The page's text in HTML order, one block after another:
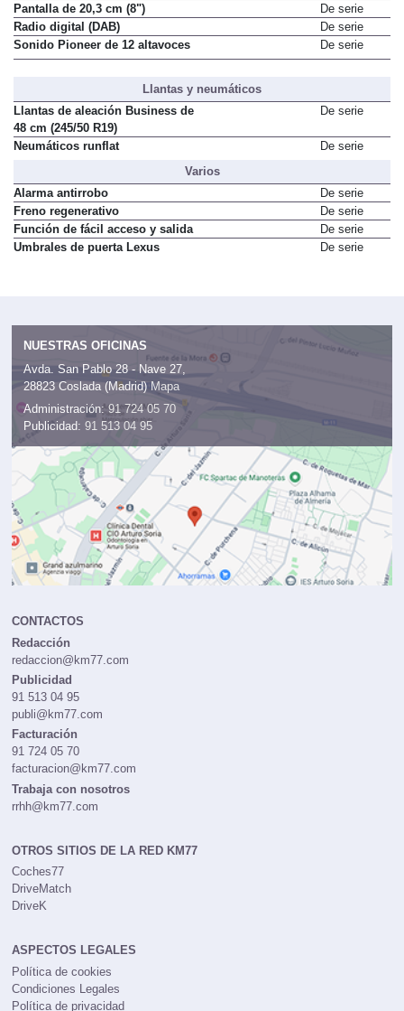
Pantalla de 20,3 cm (8")
De serie
Radio digital (DAB)
De serie
Sonido Pioneer de 12 altavoces
De serie
Llantas y neumáticos
Llantas de aleación Business de
48 cm (245/50 R19)
De serie
Neumáticos runflat
De serie
Varios
Alarma antirrobo
De serie
Freno regenerativo
De serie
Función de fácil acceso y salida
De serie
Umbrales de puerta Lexus
De serie
NUESTRAS OFICINAS
Avda. San Pablo 28 - Nave 27,
28823 Coslada (Madrid) Mapa
Administración: 91 724 05 70
Publicidad: 91 513 04 95
CONTACTOS
Redacción
redaccion@km77.com
Publicidad
91 513 04 95
publi@km77.com
Facturación
91 724 05 70
facturacion@km77.com
Trabaja con nosotros
rrhh@km77.com
OTROS SITIOS DE LA RED KM77
Coches77
DriveMatch
DriveK
ASPECTOS LEGALES
Política de cookies
Condiciones Legales
Política de privacidad